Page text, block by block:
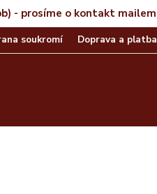
- prosíme o kontakt mailem
soukromí Doprava a platba